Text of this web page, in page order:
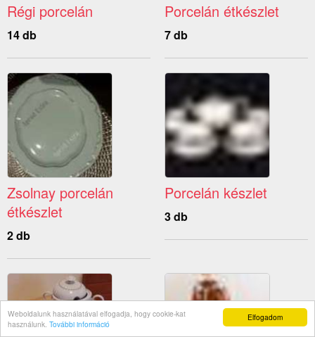
Elfogadom
Weboldalunk használatával elfogadja, hogy cookie-kat
használunk. További információ
Régi porcelán
14 db
Porcelán étkészlet
7 db
Zsolnay porcelán
étkészlet
2 db
Porcelán készlet
3 db